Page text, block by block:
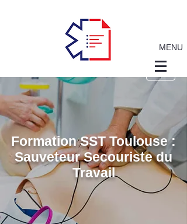
MENU
Formation SST Toulouse :
Sauveteur Secouriste du
Travail